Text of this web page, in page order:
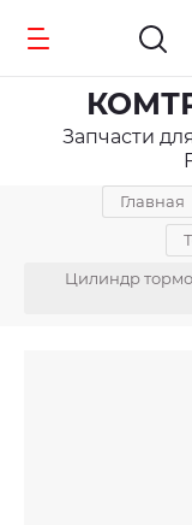
Запчасти
Главная
Цилиндр